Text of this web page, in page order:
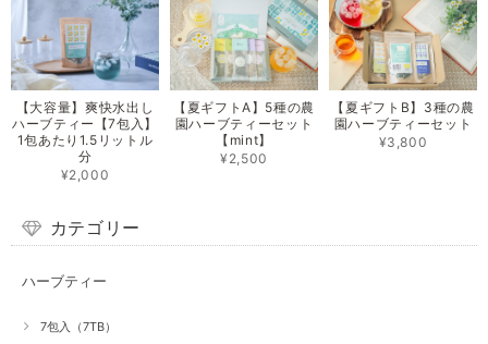
【大容量】爽快水出し
ハーブティー【7包入】
1包あたり1.5リットル
分
¥2,000
【夏ギフトA】5種の農
園ハーブティーセット
【mint】
¥2,500
【夏ギフトB】3種の農
園ハーブティーセット
¥3,800
カテゴリー
ハーブティー
7包入（7TB）